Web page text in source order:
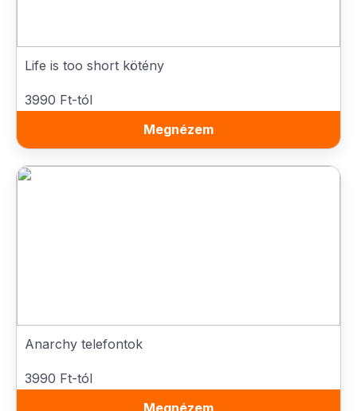
Life is too short kötény
3990 Ft-tól
Megnézem
Anarchy telefontok
3990 Ft-tól
Megnézem